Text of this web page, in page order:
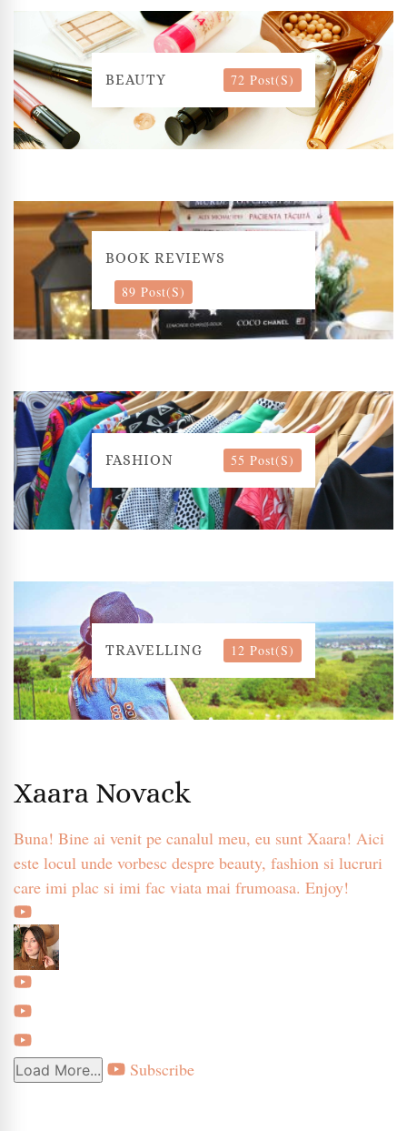
BEAUTY 72 Post(s)
BOOK REVIEWS
89 Post(s)
FASHION 55 Post(s)
TRAVELLING 12 Post(s)
Xaara Novack
Buna! Bine ai venit pe canalul meu, eu sunt Xaara! Aici
este locul unde vorbesc despre beauty, fashion si lucruri
care imi plac si imi fac viata mai frumoasa. Enjoy!
Load More... Subscribe